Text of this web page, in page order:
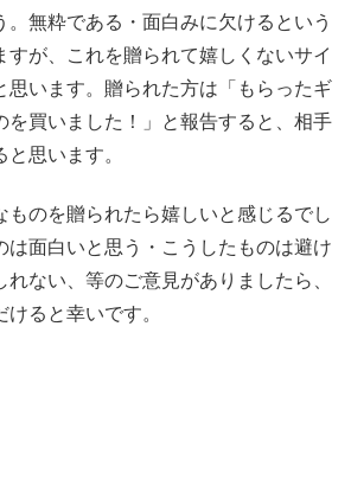
。無粋である・面白みに欠けるという
すが、これを贈られて嬉しくないサイ
思います。贈られた方は「もらったギ
を買いました！」と報告すると、相手
思います。
ものを贈られたら嬉しいと感じるでし
は面白いと思う・こうしたものは避け
ない、等のご意見がありましたら、
ると幸いです。